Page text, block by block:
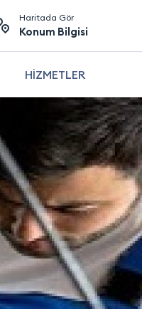
Haritada Gör
Konum Bilgisi
HİZMETLER